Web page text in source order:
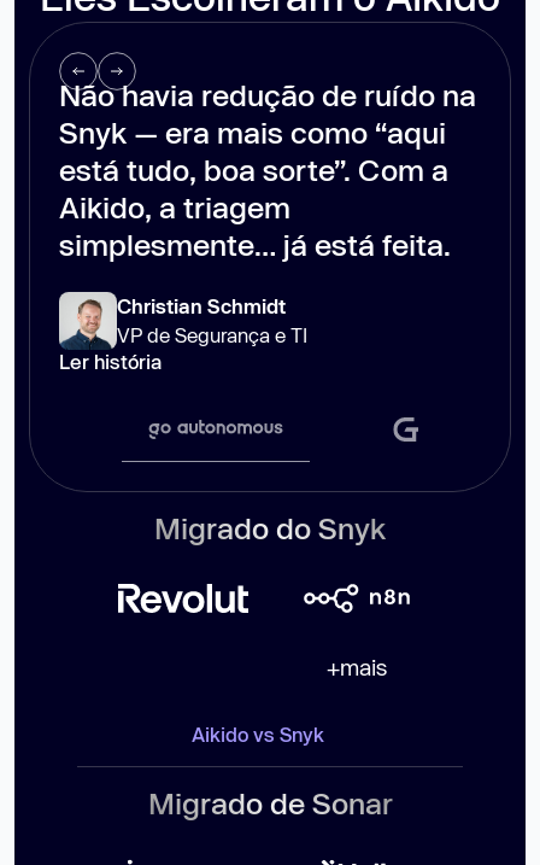
Não havia redução de ruído na
Snyk — era mais como “aqui
está tudo, boa sorte”. Com a
Aikido, a triagem
simplesmente… já está feita.
Christian Schmidt
VP de Segurança e TI
Ler história
Migrado do Snyk
+mais
Aikido vs Snyk
Migrado de Sonar